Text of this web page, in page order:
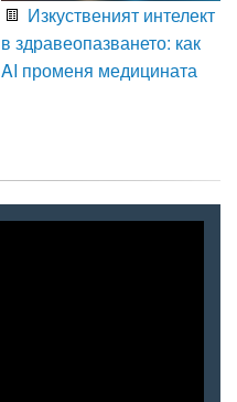
Изкуственият интелект
в здравеопазването: как
AI променя медицината